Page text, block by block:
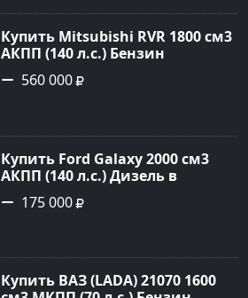
Купить Mitsubishi RVR 1800 см3
АКПП (140 л.с.) Бензин
инжектор в Троицкая : цвет
Черный Минивэн 1998 года по
Авторынок23
560 000
Купить Ford Galaxy 2000 см3
АКПП (140 л.с.) Дизель в
Новороссийск: цвет серый
металик Минивэн 2008 года по
Авторынок23
175 000
Купить ВАЗ (LADA) 21070 1600